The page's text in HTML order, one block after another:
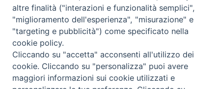
Contatti
altre finalità ("interazioni e funzionalità semplici",
"miglioramento dell'esperienza", "misurazione" e
"targeting e pubblicità") come specificato nella
cookie policy.
Cliccando su "accetta" acconsenti all'utilizzo dei
cookie. Cliccando su "personalizza" puoi avere
maggiori informazioni sui cookie utilizzati e